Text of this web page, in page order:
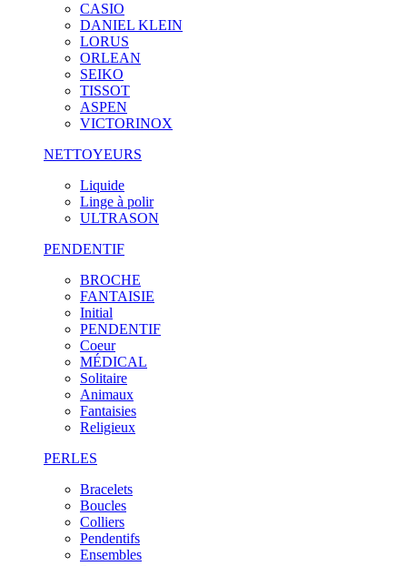
CASIO
DANIEL KLEIN
LORUS
ORLEAN
SEIKO
TISSOT
ASPEN
VICTORINOX
NETTOYEURS
Liquide
Linge à polir
ULTRASON
PENDENTIF
BROCHE
FANTAISIE
Initial
PENDENTIF
Coeur
MÉDICAL
Solitaire
Animaux
Fantaisies
Religieux
PERLES
Bracelets
Boucles
Colliers
Pendentifs
Ensembles